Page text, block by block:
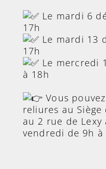
Le mardi 6
17h
Le mardi 13
17h
Le mercredi
à 18h
Vous
reliures au Siège
au 2 rue de
vendredi de 9h